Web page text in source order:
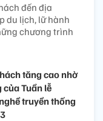
đến địa
du lịch, lữ hành
chương trình
tăng cao nhờ
của Tuần lễ
truyền thống